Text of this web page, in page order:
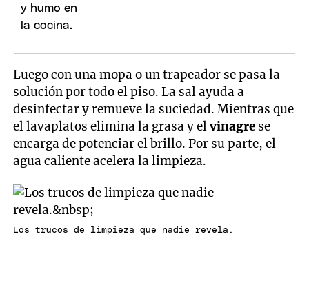
Luego con una mopa o un trapeador se pasa la
solución por todo el piso. La sal ayuda a
desinfectar y remueve la suciedad. Mientras que
el lavaplatos elimina la grasa y elvinagre se
encarga de potenciar el brillo. Por su parte, el
agua caliente acelera la limpieza.
Los trucos de limpieza que nadie revela.